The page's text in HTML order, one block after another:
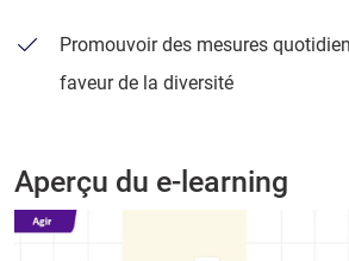
Promouvoir des mesures
faveur de la diversité
Aperçu du e-learning